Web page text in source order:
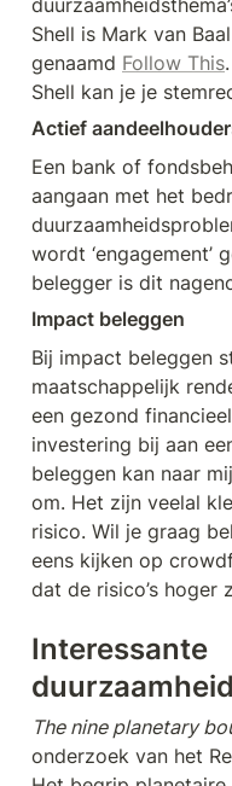
Shell is Mark van
genaamd Follow This
Shell kan je je
Actief
Een bank of
aangaan met het
wordt ‘engagement’
belegger is dit
Impact beleggen
Bij impact beleggen
maatschappelijk
een gezond
investering bij aan
beleggen kan naar
om. Het zijn veelal
risico. Wil je graag
eens kijken op
dat de risico’s hoger
Interessante
The nine planetary
onderzoek van het